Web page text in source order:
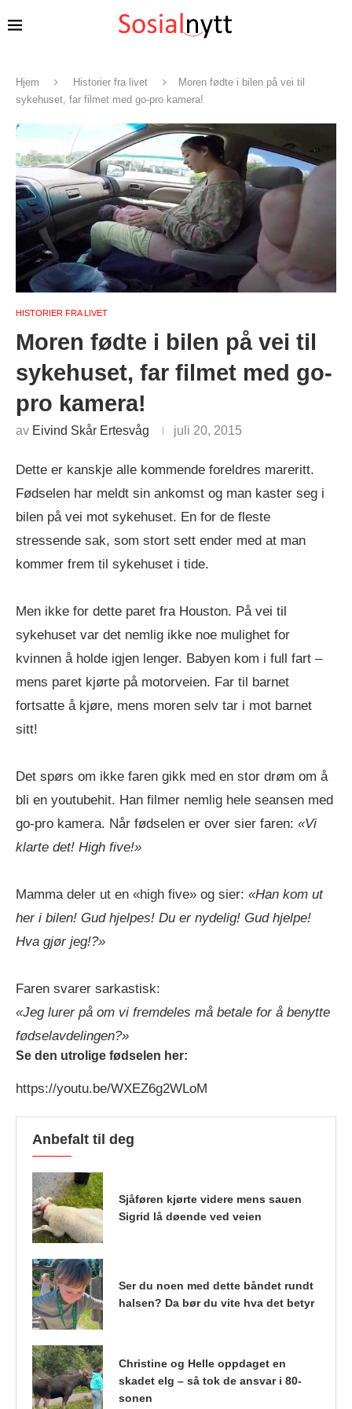
Hjem Historier fra livet
Moren fødte i bilen på vei til
sykehuset, far filmet med go-pro kamera!
HISTORIER FRA LIVET
Moren fødte i bilen på vei til
sykehuset, far filmet med go-
pro kamera!
av Eivind Skår Ertesvåg juli 20, 2015
Dette er kanskje alle kommende foreldres mareritt.
Fødselen har meldt sin ankomst og man kaster seg i
bilen på vei mot sykehuset. En for de fleste
stressende sak, som stort sett ender med at man
kommer frem til sykehuset i tide.
Men ikke for dette paret fra Houston. På vei til
sykehuset var det nemlig ikke noe mulighet for
kvinnen å holde igjen lenger. Babyen kom i full fart –
mens paret kjørte på motorveien. Far til barnet
fortsatte å kjøre, mens moren selv tar i mot barnet
sitt!
Det spørs om ikke faren gikk med en stor drøm om å
bli en youtubehit. Han filmer nemlig hele seansen med
go-pro kamera. Når fødselen er over sier faren: «Vi
klarte det! High five!»
Mamma deler ut en «high five» og sier: «Han kom ut
her i bilen! Gud hjelpes! Du er nydelig! Gud hjelpe!
Hva gjør jeg!?»
Faren svarer sarkastisk:
«Jeg lurer på om vi fremdeles må betale for å benytte
fødselavdelingen?»
Se den utrolige fødselen her:
https://youtu.be/WXEZ6g2WLoM
Anbefalt til deg
Sjåføren kjørte videre mens sauen
Sigrid lå døende ved veien
Ser du noen med dette båndet rundt
halsen? Da bør du vite hva det betyr
Christine og Helle oppdaget en
skadet elg – så tok de ansvar i 80-
sonen